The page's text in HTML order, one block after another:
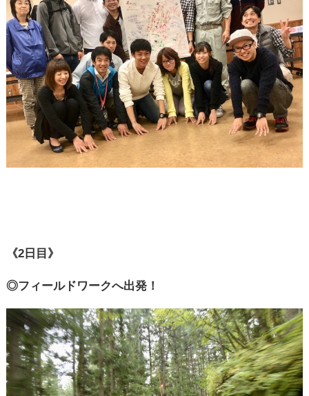
《2日目 》
◎フィールドワークへ出発！